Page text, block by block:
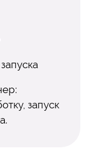
запуск